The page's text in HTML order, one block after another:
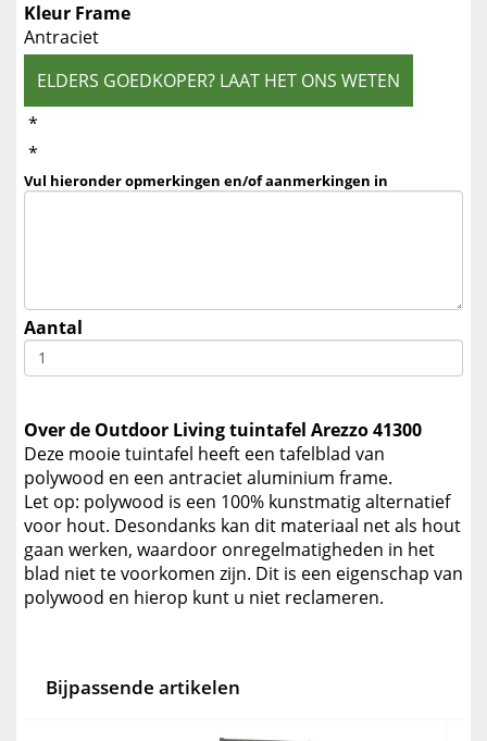
Kleur Frame
Antraciet
ELDERS GOEDKOPER? LAAT HET ONS WETEN
*
*
Vul hieronder opmerkingen en/of aanmerkingen in
Aantal
Over de Outdoor Living tuintafel Arezzo 41300
Deze mooie tuintafel heeft een tafelblad van
polywood en een antraciet aluminium frame.
Let op: polywood is een 100% kunstmatig alternatief
voor hout. Desondanks kan dit materiaal net als hout
gaan werken, waardoor onregelmatigheden in het
blad niet te voorkomen zijn. Dit is een eigenschap van
polywood en hierop kunt u niet reclameren.
Bijpassende artikelen